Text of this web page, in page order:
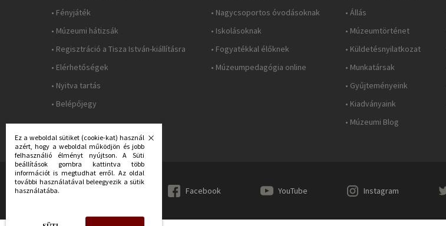
• Fényjáték
• Múzeumi hátizsák
• Regisztráció a Tisza István-kiállításra
• Elérhetőségek
• Nyitva tartás
• Belépőjegy
• Nagycsoportos óvodásoknak
• Iskolásoknak
• Fogyatékkal élőknek
• Múzeumpedagógia online
• Állás
• Múzeumtörténet
• Küldetésnyilatkozat
• Munkatársak
• Gyűjteményeink
• Kiadványaink
• Múzeumi Blog
KÖVESS MINKET: Facebook YouTube Instagram
Ez a weboldal sütiket (cookie-kat) használ
azért, hogy a weboldal működjön és jobb
felhasználió élményt nyújtson. A Süti
beállítások gombra kattintva több
információt is megtudhat erről. Az oldal
további használatával beleegyezik a sütik
használatába.